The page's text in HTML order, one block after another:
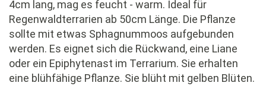
4cm lang, mag es feucht - warm. Ideal für
Regenwaldterrarien ab 50cm Länge. Die Pflanze
sollte mit etwas Sphagnummoos aufgebunden
werden. Es eignet sich die Rückwand, eine Liane
oder ein Epiphytenast im Terrarium. Sie erhalten
eine blühfähige Pflanze. Sie blüht mit gelben Blüten.